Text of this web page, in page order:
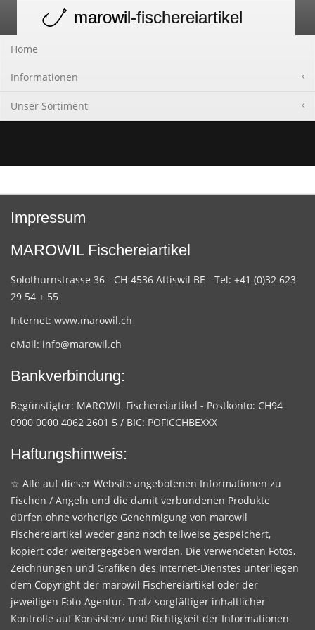
navigation
marowil-fischereiartikel
Home
Informationen
Unser Sortiment
Impressum
MAROWIL Fischereiartikel
Solothurnstrasse 36 - CH-4536 Attiswil BE - Tel: +41 (0)32 623
29 54 + 55
Internet: www.marowil.ch
eMail: info@marowil.ch
Bankverbindung:
Begünstigter: MAROWIL Fischereiartikel - Postkonto: CH94
0900 0000 4062 2601 5 / BIC: POFICCHBEXXX
Haftungshinweis:
☆ Alle auf dieser Website angebotenen Informationen zu
Fischen / Angeln und die damit verbundenen Produkte
dürfen ohne vorherige Genehmigung von marowil
Fischereiartikel weder ganz noch teilweise gespeichert,
kopiert oder weitergegeben werden. Die verwendeten Fotos,
Zeichnungen und Grafiken des Internet-Dienstes unterliegen
dem Copyright der marowil Fischereiartikel oder der
jeweiligen Foto-Agentur. Trotz sorgfältiger inhaltlicher
Kontrolle auf Konsistenz und Richtigkeit der Informationen